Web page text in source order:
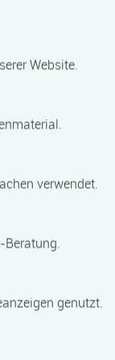
der
sich an
des
für eine
Arbeit wollen
Website.
verwendet.
Beratung.
genutzt.